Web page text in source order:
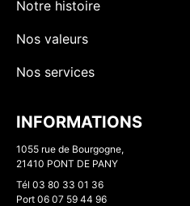
Notre histoire
Nos valeurs
Nos services
INFORMATIONS
1055 rue de Bourgogne,
21410 PONT DE PANY
Tél 03 80 33 01 36
Port 06 07 59 44 96